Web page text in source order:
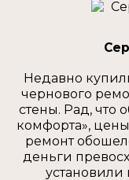
Недавно
чернового
стены. Рад, что
комфорта»,
ремонт
деньги
установили